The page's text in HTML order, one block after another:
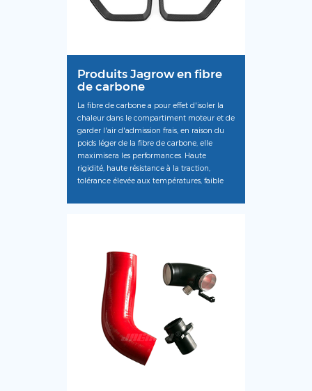
Produits Jagrow en fibre
de carbone
La fibre de carbone a pour effet d'isoler la
chaleur dans le compartiment moteur et de
garder l'air d'admission frais, en raison du
poids léger de la fibre de carbone, elle
maximisera les performances. Haute
rigidité, haute résistance à la traction,
tolérance élevée aux températures, faible